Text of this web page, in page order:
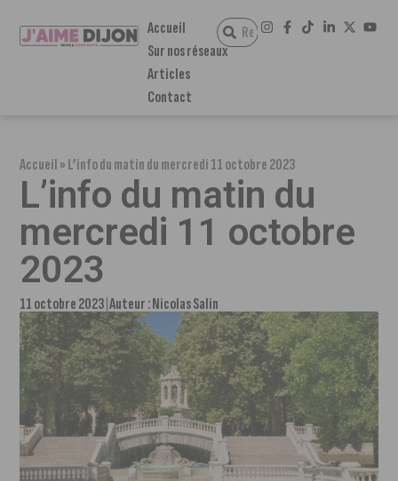
Accueil
Sur nos réseaux
Articles
Contact
Accueil»L’info du matin du mercredi 11 octobre 2023
L’info du matin du
mercredi 11 octobre
2023
11 octobre 2023 Auteur :Nicolas Salin